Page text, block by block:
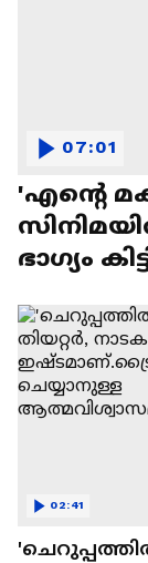
'എന്റെ
ഭാഗ്യം
07:01
02:41